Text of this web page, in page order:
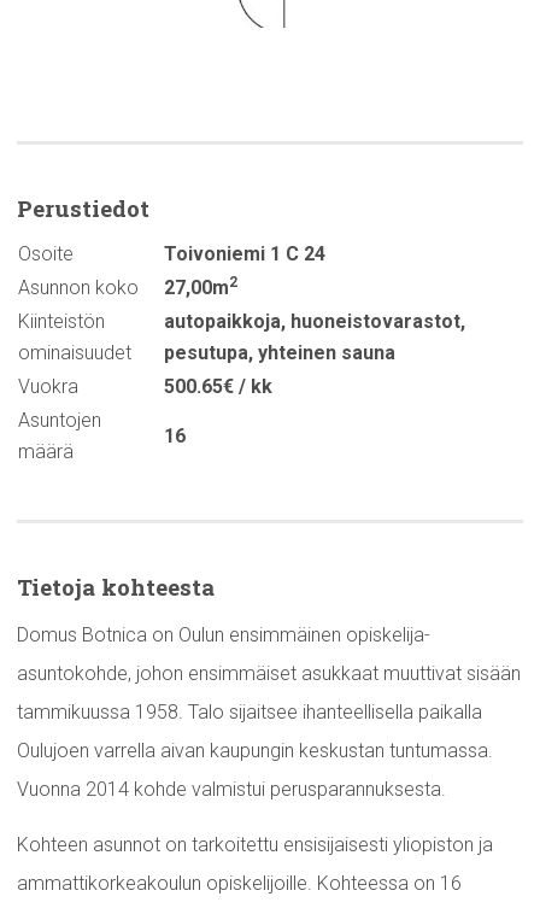
Perustiedot
Osoite
Toivoniemi 1 C 24
Asunnon koko
27,00m2
Kiinteistön
ominaisuudet
autopaikkoja, huoneistovarastot,
pesutupa, yhteinen sauna
Vuokra
500.65€ / kk
Asuntojen
määrä
16
Tietoja kohteesta
Domus Botnica on Oulun ensimmäinen opiskelija-
asuntokohde, johon ensimmäiset asukkaat muuttivat sisään
tammikuussa 1958. Talo sijaitsee ihanteellisella paikalla
Oulujoen varrella aivan kaupungin keskustan tuntumassa.
Vuonna 2014 kohde valmistui perusparannuksesta.
Kohteen asunnot on tarkoitettu ensisijaisesti yliopiston ja
ammattikorkeakoulun opiskelijoille. Kohteessa on 16